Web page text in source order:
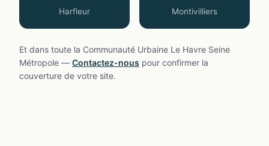
Harfleur Montivilliers
Et dans toute la Communauté Urbaine Le Havre Seine
Métropole — Contactez-nous pour confirmer la
couverture de votre site.